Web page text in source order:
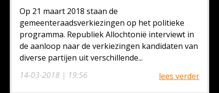
14-03-2018 | 19:56
Op 21 maart 2018 staan de
gemeenteraadsverkiezingen op het politieke
programma. Republiek Allochtonië interviewt in
de aanloop naar de verkiezingen kandidaten van
diverse partijen uit verschillende...
lees verder